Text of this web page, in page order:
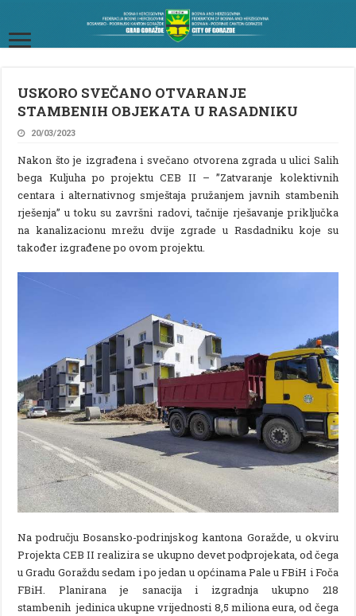
USKORO SVEČANO OTVARANJE
STAMBENIH OBJEKATA U RASADNIKU
20/03/2023
Nakon što je izgrađena i svečano otvorena zgrada u ulici Salih
bega Kuljuha po projektu CEB II – ”Zatvaranje kolektivnih
centara i alternativnog smještaja pružanjem javnih stambenih
rješenja” u toku su završni radovi, tačnije rješavanje priključka
na kanalizacionu mrežu dvije zgrade u Rasdadniku koje su
također izgrađene po ovom projektu.
Na području Bosansko-podrinjskog kantona Goražde, u okviru
Projekta CEB II realizira se ukupno devet podprojekata, od čega
u Gradu Goraždu sedam i po jedan u općinama Pale u FBiH i Foča
FBiH. Planirana je sanacija i izgradnja ukupno 218
stambenih jedinica ukupne vrijednosti 8,5 miliona eura, od čega